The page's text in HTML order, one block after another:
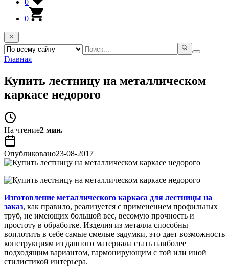
0
0
Главная
Купить лестницу на металлическом
каркасе недорого
На чтение2 мин.
Опубликовано23-08-2017
Изготовление металлического каркаса для лестницы на
заказ, как правило, реализуется с применением профильных
труб, не имеющих большой вес, весомую прочность и
простоту в обработке. Изделия из металла способны
воплотить в себе самые смелые задумки, это дает возможность
конструкциям из данного материала стать наиболее
подходящим вариантом, гармонирующим с той или иной
стилистикой интерьера.